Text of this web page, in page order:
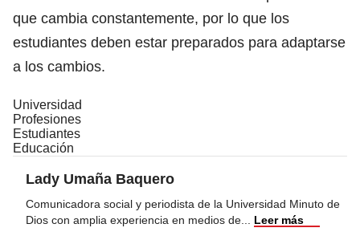
que cambia constantemente, por lo que los
estudiantes deben estar preparados para adaptarse
a los cambios.
Universidad
Profesiones
Estudiantes
Educación
Lady Umaña Baquero
Comunicadora social y periodista de la Universidad Minuto de
Dios con amplia experiencia en medios de
Leer más